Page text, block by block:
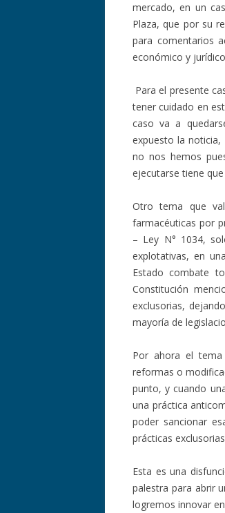
mercado, en un
Plaza, que por su
para comentarios
económico y
Para el presente
tener cuidado en
caso va a
expuesto la
no nos hemos
ejecutarse tiene
Otro tema que
farmacéuticas por
– Ley N° 1034,
explotativas, en
Estado combate
Constitución
exclusorias,
mayoría de
Por ahora el
reformas o
punto, y cuando
una práctica
poder sancionar
prácticas
Esta es una
palestra para abrir
logremos innovar